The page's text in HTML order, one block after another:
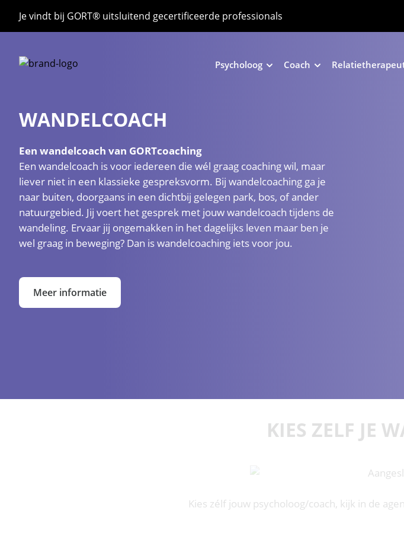
Je vindt bij GORT® uitsluitend gecertificeerde professionals
Psycholoog Coach
WANDELCOACH
Een wandelcoach van GORTcoaching
Een wandelcoach is voor iedereen die wél graag coaching wil, maar
liever niet in een klassieke gespreksvorm. Bij wandelcoaching ga je
naar buiten, doorgaans in een dichtbij gelegen park, bos, of ander
natuurgebied. Jij voert het gesprek met jouw wandelcoach tijdens de
wandeling. Ervaar jij ongemakken in het dagelijks leven maar ben je
wel graag in beweging? Dan is wandelcoaching iets voor jou.
Meer informatie
KIES ZELF JE
Kies zélf jouw psycholoog/coach, kijk in de